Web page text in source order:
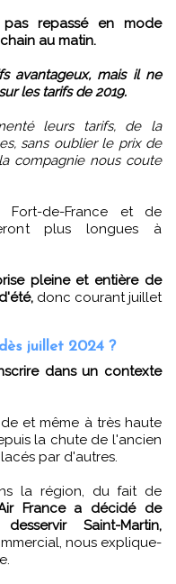
repassé en mode
au matin.
avantageux, mais il ne
les tarifs de 2019.
leurs tarifs, de la
sans oublier le prix de
compagnie nous coute
de-France et de
plus longues à
pleine et entière de
donc courant juillet
juillet 2024 ?
et même à très haute
la chute de l'ancien
par d'autres.
la région, du fait de
France a décidé de
Saint-Martin,
nous explique-